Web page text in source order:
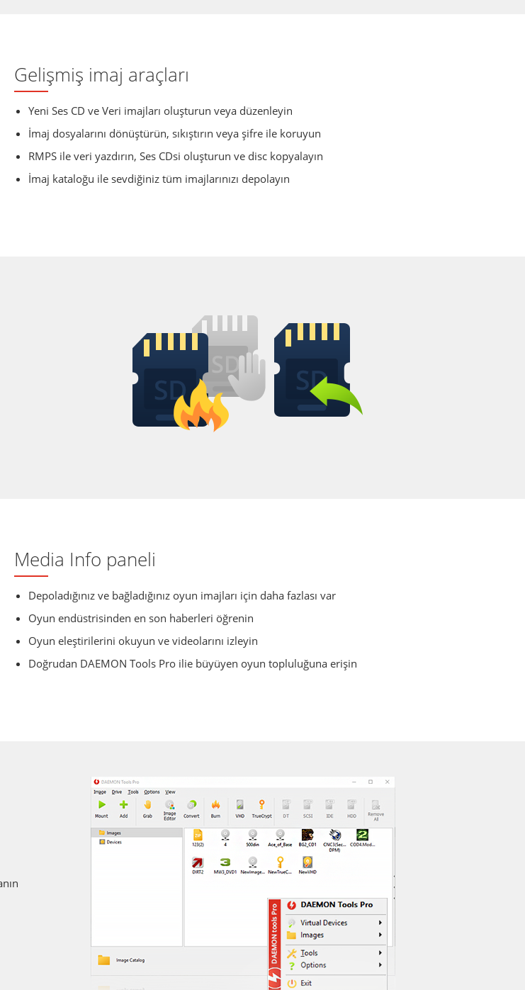
Gelişmiş imaj araçları
Yeni Ses CD ve Veri imajları oluşturun veya düzenleyin
İmaj dosyalarını dönüştürün, sıkıştırın veya şifre ile koruyun
RMPS ile veri yazdırın, Ses CDsi oluşturun ve disc kopyalayın
İmaj kataloğu ile sevdiğiniz tüm imajlarınızı depolayın
Media Info paneli
Depoladığınız ve bağladığınız oyun imajları için daha fazlası var
Oyun endüstrisinden en son haberleri öğrenin
Oyun eleştirilerini okuyun ve videolarını izleyin
Doğrudan DAEMON Tools Pro ilie büyüyen oyun topluluğuna erişin